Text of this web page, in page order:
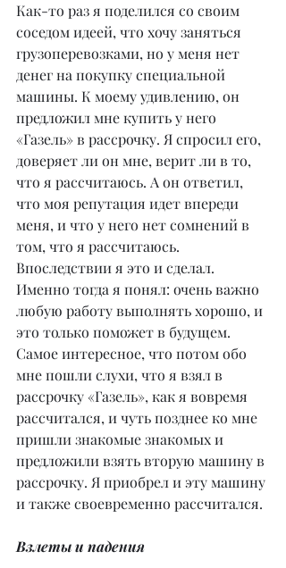
Как-то раз я поделился со своим
соседом идеей, что хочу заняться
грузоперевозками, но у меня нет
денег на покупку специальной
машины. К моему удивлению, он
предложил мне купить у него
«Газель» в рассрочку. Я спросил его,
доверяет ли он мне, верит ли в то,
что я рассчитаюсь. А он ответил,
что моя репутация идет впереди
меня, и что у него нет сомнений в
том, что я рассчитаюсь.
Впоследствии я это и сделал.
Именно тогда я понял: очень важно
любую работу выполнять хорошо, и
это только поможет в будущем.
Самое интересное, что потом обо
мне пошли слухи, что я взял в
рассрочку «Газель», как я вовремя
рассчитался, и чуть позднее ко мне
пришли знакомые знакомых и
предложили взять вторую машину в
рассрочку. Я приобрел и эту машину
и также своевременно рассчитался.
Взлеты и падения